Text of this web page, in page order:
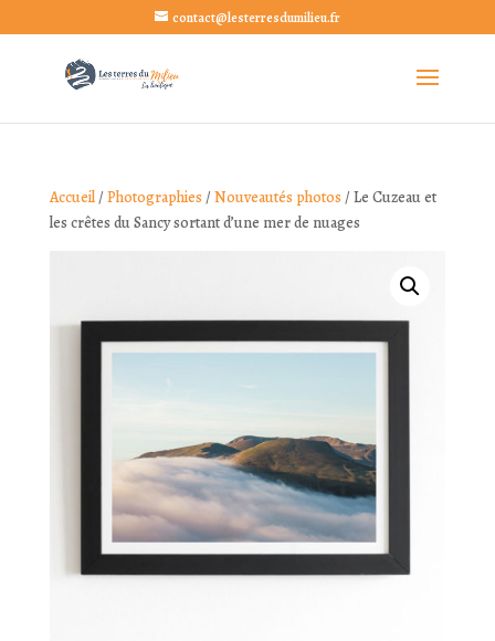
contact@lesterresdumilieu.fr
Accueil/Photographies /Nouveautés photos / Le Cuzeau et
les crêtes du Sancy sortant d’une mer de nuages